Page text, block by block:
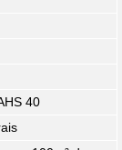
40